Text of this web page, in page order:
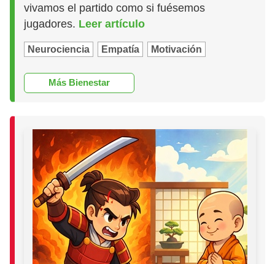
vivamos el partido como si fuésemos
jugadores. Leer artículo
Neurociencia Empatía Motivación
Más Bienestar